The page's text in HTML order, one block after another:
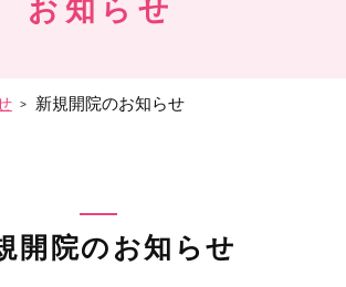
新規開院のお知らせ
お知らせ
開院のお知らせ